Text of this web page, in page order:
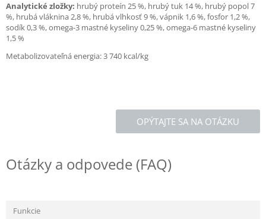
Analytické zložky: hrubý proteín 25 %, hrubý tuk 14 %, hrubý popol 7
%, hrubá vláknina 2,8 %, hrubá vlhkosť 9 %, vápnik 1,6 %, fosfor 1,2 %,
sodík 0,3 %, omega-3 mastné kyseliny 0,25 %, omega-6 mastné kyseliny
1,5 %
Metabolizovateľná energia: 3 740 kcal/kg
OPÝTAJTE SA NA OTÁZKU
Otázky a odpovede (FAQ)
Funkcie